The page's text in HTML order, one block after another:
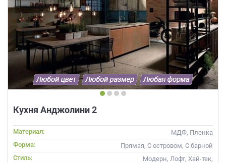
Кухня Анджолини 2
Материал:
МДФ, Пленка
Форма:
Прямая, С островом, С барной
стойкой
Стиль:
Модерн, Лофт, Хай-тек,